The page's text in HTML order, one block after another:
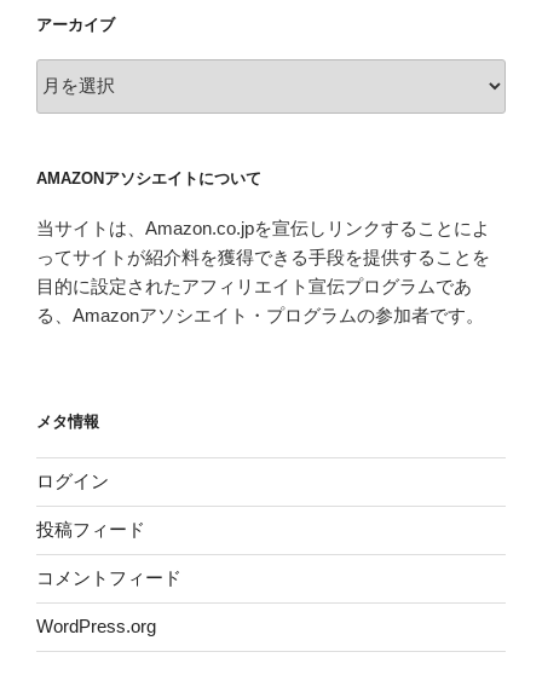
アーカイブ
ー
ブ
AMAZONアソシエイトについて
当サイトは、Amazon.co.jpを宣伝しリンクすることによ
ってサイトが紹介料を獲得できる手段を提供することを
目的に設定されたアフィリエイト宣伝プログラムであ
る、Amazonアソシエイト・プログラムの参加者です。
メタ情報
ログイン
投稿フィード
コメントフィード
WordPress.org